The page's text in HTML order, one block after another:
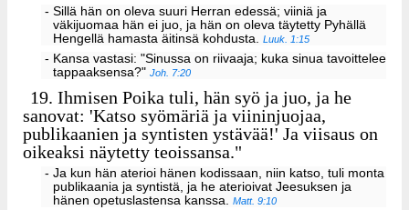
- Sillä hän on oleva suuri Herran edessä; viiniä ja
väkijuomaa hän ei juo, ja hän on oleva täytetty Pyhällä
Hengellä hamasta äitinsä kohdusta.Luuk. 1:15
- Kansa vastasi: "Sinussa on riivaaja; kuka sinua tavoittelee
tappaaksensa?"Joh. 7:20
19. Ihmisen Poika tuli, hän syö ja juo, ja he
sanovat: 'Katso syömäriä ja viininjuojaa,
publikaanien ja syntisten ystävää!' Ja viisaus on
oikeaksi näytetty teoissansa."
- Ja kun hän aterioi hänen kodissaan, niin katso, tuli monta
publikaania ja syntistä, ja he aterioivat Jeesuksen ja
hänen opetuslastensa kanssa.Matt. 9:10